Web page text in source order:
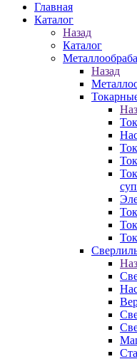
Главная
Каталог
Назад
Каталог
Назад